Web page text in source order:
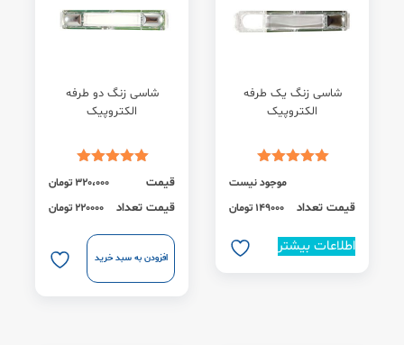
شاسی زنگ یک طرفه
الکتروپیک
موجود نیست
قیمت تعداد 149000 تومان
اطلاعات بیشتر
شاسی زنگ دو طرفه
الکتروپیک
قیمت 320،000 تومان
قیمت تعداد 220000 تومان
افزودن به سبد خرید